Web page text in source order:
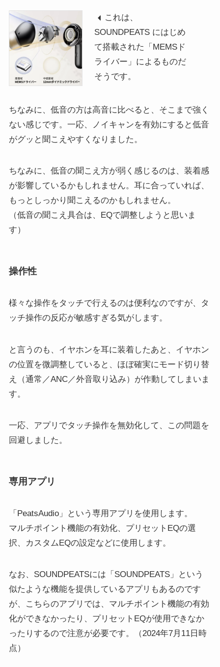
これは、
SOUNDPEATS にはじめ
て搭載された「MEMSド
ライバー」によるものだ
そうです。
ちなみに、低音の方は高音に比べると、そこまで強く
ない感じです。一応、ノイキャンを有効にすると低音
がグッと聞こえやすくなりました。
ちなみに、低音の聞こえ方が弱く感じるのは、装着感
が影響しているかもしれません。耳に合っていれば、
もっとしっかり聞こえるのかもしれません。
（低音の聞こえ具合は、EQで調整しようと思いま
す）
操作性
様々な操作をタッチで行えるのは便利なのですが、タ
ッチ操作の反応が敏感すぎる気がします。
と言うのも、イヤホンを耳に装着したあと、イヤホン
の位置を微調整していると、ほぼ確実にモード切り替
え（通常／ANC／外音取り込み）が作動してしまいま
す。
一応、アプリでタッチ操作を無効化して、この問題を
回避しました。
専用アプリ
「PeatsAudio」という専用アプリを使用します。
マルチポイント機能の有効化、プリセットEQの選
択、カスタムEQの設定などに使用します。
なお、SOUNDPEATSには「SOUNDPEATS」という
似たような機能を提供しているアプリもあるのです
が、こちらのアプリでは、マルチポイント機能の有効
化ができなかったり、プリセットEQが使用できなか
ったりするので注意が必要です。（2024年7月11日時
点）